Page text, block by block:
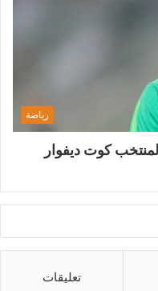
رياضة
كوت ديفوار
تعليقات